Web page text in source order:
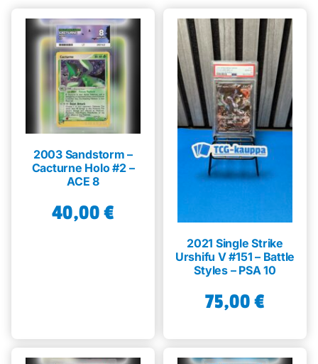
2003 Sandstorm –
Cacturne Holo #2 –
ACE 8
40,00€
2021 Single Strike
Urshifu V #151 – Battle
Styles – PSA 10
75,00€